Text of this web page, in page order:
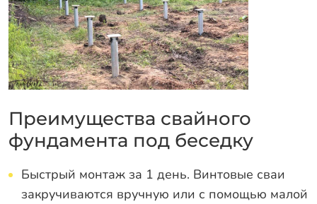
Преимущества свайного
фундамента под беседку
Быстрый монтаж за 1 день. Винтовые сваи
закручиваются вручную или с помощью малой